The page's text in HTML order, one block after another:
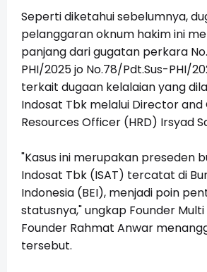
Seperti diketahui sebelumnya,
pelanggaran oknum hakim ini
panjang dari gugatan perkara
PHI/2025 jo No.78/Pdt.Sus-PHI/
terkait dugaan kelalaian yang
Indosat Tbk melalui Director and
Resources Officer (HRD) Irsyad
"Kasus ini merupakan preseden
Indosat Tbk (ISAT) tercatat di
Indonesia (BEI), menjadi poin
statusnya," ungkap Founder Multi
Founder Rahmat Anwar
tersebut.